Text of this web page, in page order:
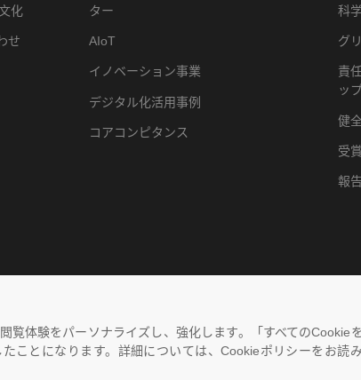
化
せ
ター
AIoT
イノベーション事業
デジタル化活用事例
コアコンピタンス
科
グ
責
ッ
健
受
報
滬ICP備18039593号 プライ
覧体験をパーソナライズし、強化します。「すべてのCookie
ことになります。詳細については、Cookieポリシーをお読